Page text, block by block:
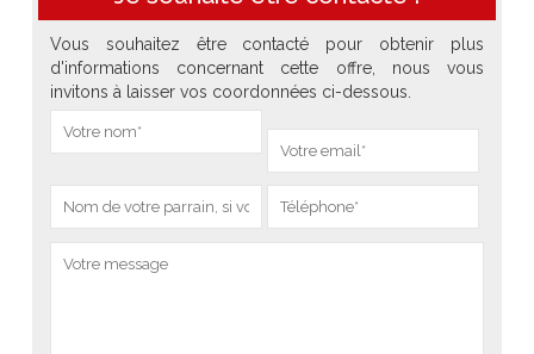
Vous souhaitez être contacté pour obtenir plus
d'informations concernant cette offre, nous vous
invitons à laisser vos coordonnées ci-dessous.